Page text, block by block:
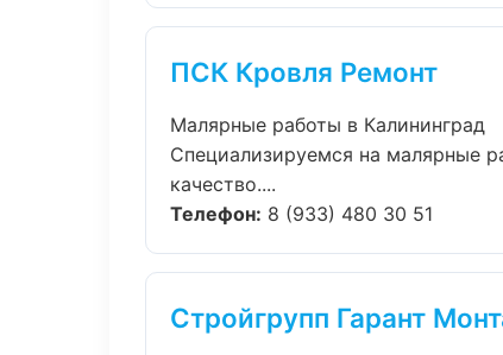
ПСК Кровля Ремонт
Малярные работы в Калининград
Специализируемся на малярные
качество....
Телефон: 8 (933) 480 30 51
Стройгрупп Гарант